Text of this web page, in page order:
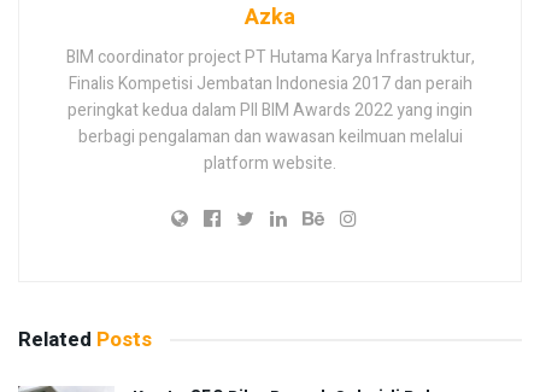
Azka
BIM coordinator project PT Hutama Karya Infrastruktur,
Finalis Kompetisi Jembatan Indonesia 2017 dan peraih
peringkat kedua dalam PII BIM Awards 2022 yang ingin
berbagi pengalaman dan wawasan keilmuan melalui
platform website.
Related Posts